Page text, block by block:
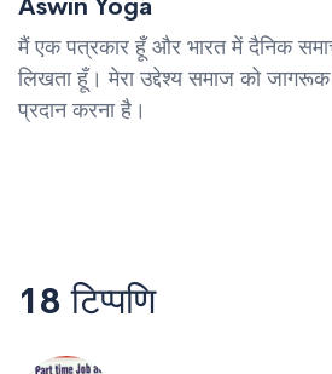
Aswin Yoga
मैं एक पत्रकार हूँ और भारत में दैनिक
लिखता हूँ। मेरा उद्देश्य समाज को
प्रदान करना है।
18 टिप्पणि